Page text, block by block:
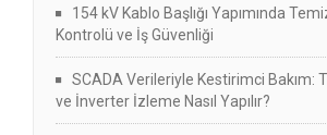
154 kV Kablo Başlığı Yapımında
Kontrolü ve İş Güvenliği
SCADA Verileriyle Kestirimci Bakım:
ve İnverter İzleme Nasıl Yapılır?